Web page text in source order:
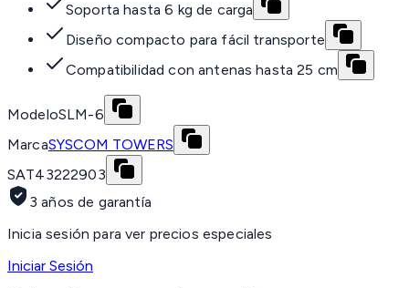
Soporta hasta 6 kg de carga
Diseño compacto para fácil transporte
Compatibilidad con antenas hasta 25 cm
ModeloSLM-6
MarcaSYSCOM TOWERS
SAT43222903
3 años de garantía
Inicia sesión para ver precios especiales
Iniciar Sesión